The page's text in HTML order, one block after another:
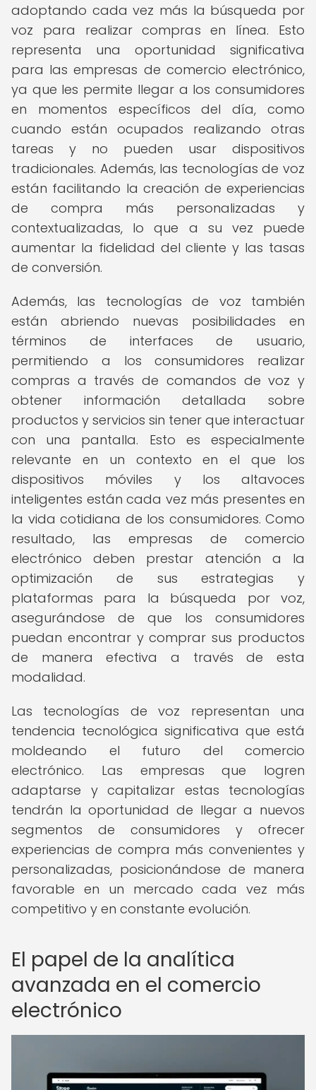
adoptando cada vez más la búsqueda por
voz para realizar compras en línea. Esto
representa una oportunidad significativa
para las empresas de comercio electrónico,
ya que les permite llegar a los consumidores
en momentos específicos del día, como
cuando están ocupados realizando otras
tareas y no pueden usar dispositivos
tradicionales. Además, las tecnologías de voz
están facilitando la creación de experiencias
de compra más personalizadas y
contextualizadas, lo que a su vez puede
aumentar la fidelidad del cliente y las tasas
de conversión.
Además, las tecnologías de voz también
están abriendo nuevas posibilidades en
términos de interfaces de usuario,
permitiendo a los consumidores realizar
compras a través de comandos de voz y
obtener información detallada sobre
productos y servicios sin tener que interactuar
con una pantalla. Esto es especialmente
relevante en un contexto en el que los
dispositivos móviles y los altavoces
inteligentes están cada vez más presentes en
la vida cotidiana de los consumidores. Como
resultado, las empresas de comercio
electrónico deben prestar atención a la
optimización de sus estrategias y
plataformas para la búsqueda por voz,
asegurándose de que los consumidores
puedan encontrar y comprar sus productos
de manera efectiva a través de esta
modalidad.
Las tecnologías de voz representan una
tendencia tecnológica significativa que está
moldeando el futuro del comercio
electrónico. Las empresas que logren
adaptarse y capitalizar estas tecnologías
tendrán la oportunidad de llegar a nuevos
segmentos de consumidores y ofrecer
experiencias de compra más convenientes y
personalizadas, posicionándose de manera
favorable en un mercado cada vez más
competitivo y en constante evolución.
El papel de la analítica
avanzada en el comercio
electrónico